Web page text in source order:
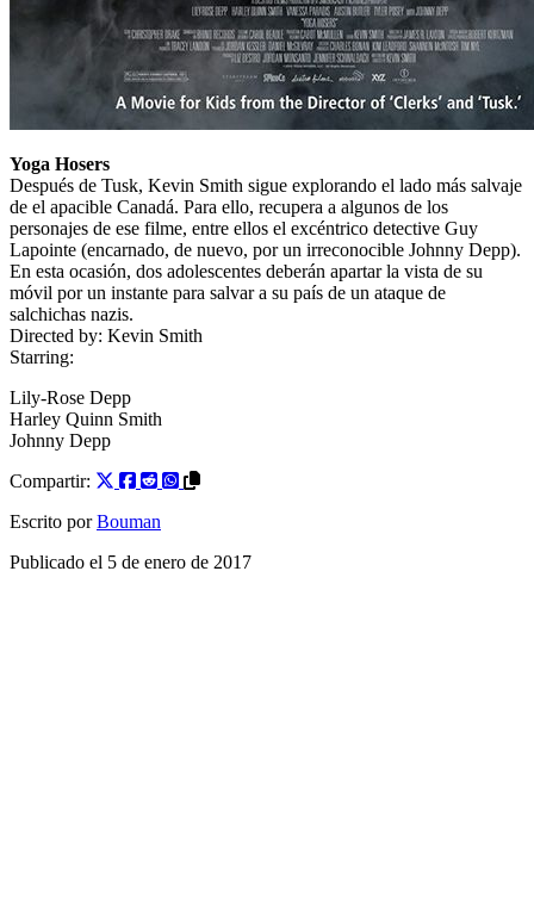
Yoga Hosers
Después de Tusk, Kevin Smith sigue explorando el lado más salvaje
de el apacible Canadá. Para ello, recupera a algunos de los
personajes de ese filme, entre ellos el excéntrico detective Guy
Lapointe (encarnado, de nuevo, por un irreconocible Johnny Depp).
En esta ocasión, dos adolescentes deberán apartar la vista de su
móvil por un instante para salvar a su país de un ataque de
salchichas nazis.
Directed by: Kevin Smith
Starring:
Lily-Rose Depp
Harley Quinn Smith
Johnny Depp
Compartir:
Escrito por Bouman
Publicado el 5 de enero de 2017